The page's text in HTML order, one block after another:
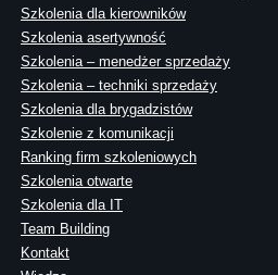
Szkolenia dla kierowników
Szkolenia asertywność
Szkolenia – menedżer sprzedaży
Szkolenia – techniki sprzedaży
Szkolenia dla brygadzistów
Szkolenie z komunikacji
Ranking firm szkoleniowych
Szkolenia otwarte
Szkolenia dla IT
Team Building
Kontakt